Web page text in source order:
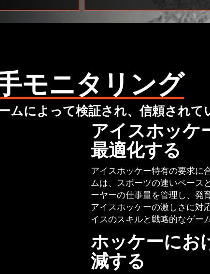
モニタリング
ームによって検証され、信頼されて
アイスホッケ
最適化する
アイスホッケー特有の要求に
ムは、スポーツの速いペース
ーヤーの仕事量を管理し、発
アイスホッケーの激しさに対
イスのスキルと戦略的なゲー
ホッケーにお
減する